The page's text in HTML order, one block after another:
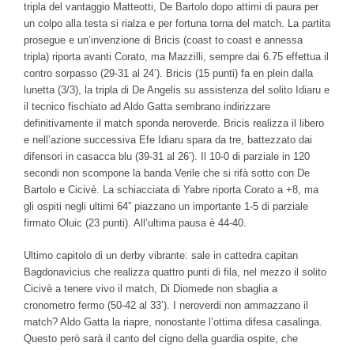
tripla del vantaggio Matteotti, De Bartolo dopo attimi di paura per
un colpo alla testa si rialza e per fortuna torna del match. La partita
prosegue e un’invenzione di Bricis (coast to coast e annessa
tripla) riporta avanti Corato, ma Mazzilli, sempre dai 6.75 effettua il
contro sorpasso (29-31 al 24’). Bricis (15 punti) fa en plein dalla
lunetta (3/3), la tripla di De Angelis su assistenza del solito Idiaru e
il tecnico fischiato ad Aldo Gatta sembrano indirizzare
definitivamente il match sponda neroverde. Bricis realizza il libero
e nell’azione successiva Efe Idiaru spara da tre, battezzato dai
difensori in casacca blu (39-31 al 26’). Il 10-0 di parziale in 120
secondi non scompone la banda Verile che si rifà sotto con De
Bartolo e Cicivè. La schiacciata di Yabre riporta Corato a +8, ma
gli ospiti negli ultimi 64” piazzano un importante 1-5 di parziale
firmato Oluic (23 punti). All’ultima pausa è 44-40.
Ultimo capitolo di un derby vibrante: sale in cattedra capitan
Bagdonavicius che realizza quattro punti di fila, nel mezzo il solito
Cicivè a tenere vivo il match, Di Diomede non sbaglia a
cronometro fermo (50-42 al 33’). I neroverdi non ammazzano il
match? Aldo Gatta la riapre, nonostante l’ottima difesa casalinga.
Questo però sarà il canto del cigno della guardia ospite, che